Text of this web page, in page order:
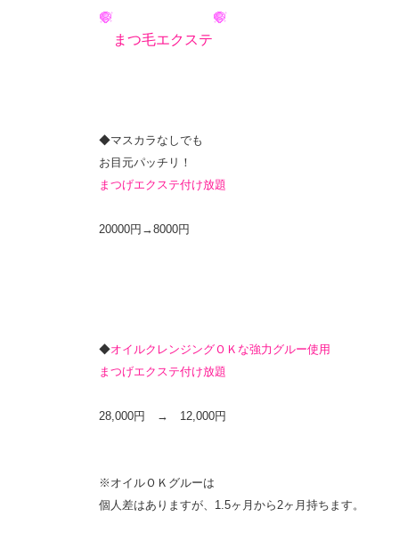
まつ毛エクステ
◆マスカラなしでも
お目元パッチリ！
まつげエクステ付け放題
20000円→8000円
◆オイルクレンジングＯＫな強力グルー使用
まつげエクステ付け放題
28,000円 → 12,000円
※オイルＯＫグルーは
個人差はありますが、1.5ヶ月から2ヶ月持ちます。